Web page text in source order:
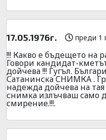
17.05.1976г. преди 1
!!! Какво е бъдещето на
Говори кандидат-
дойчева !!! Гугъл.
Сатанинска СНИМКА .
надежда дойчева на
снимка излъчваш само
смирение.!!!.